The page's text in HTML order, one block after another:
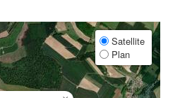
Satellite
Plan